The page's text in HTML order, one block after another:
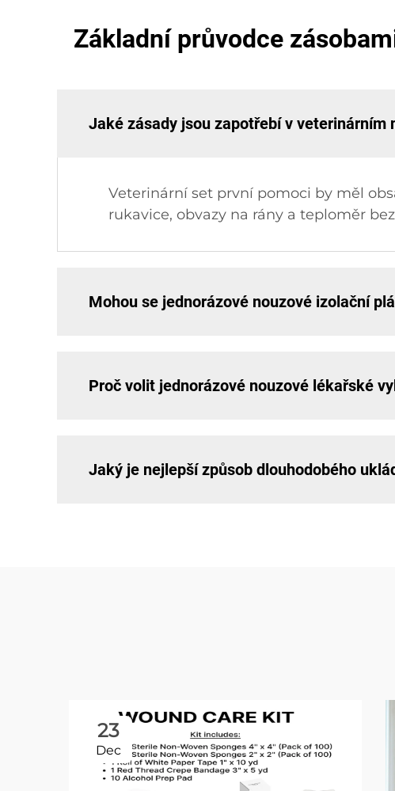
Základní průvodce
Jaké zásady jsou zapotřebí v veterinárním
Veterinární set první pomoci by měl
rukavice, obvazy na rány a teploměr
Mohou se jednorázové nouzové izolační
Proč volit jednorázové nouzové lékařské
Jaký je nejlepší způsob dlouhodobého
23
Dec